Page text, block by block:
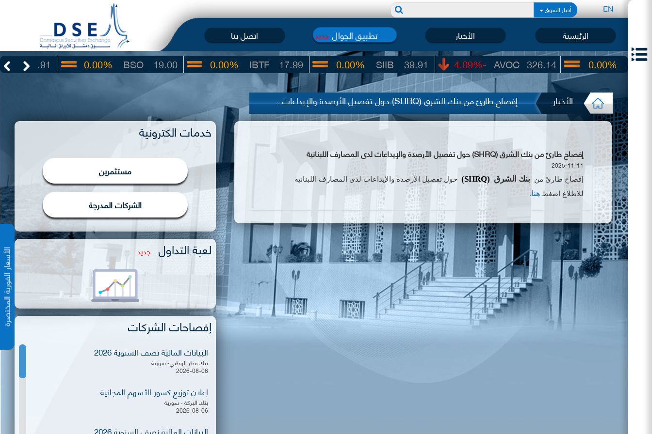
EN أخبار السوق
الرئيسية الأخبار تطبيق الجوال جديد اتصل بنا
19.00
BSO
0.00% 17.99
IBTF
0.00% 39.91
SIIB
0.00% 326.14
AVOC
-4.09% 22.65
UIC
0.00%
الأخبار إفصاح طارئ من بنك الشرق (SHRQ) حول تفصيل الأرصدة والإيداعات...
الأسعار
إفصاح طارئ من بنك الشرق (SHRQ) حول تفصيل الأرصدة والإيداعات لدى المصارف اللبنانية
2025-11-11
إفصاح طارئ من بنك الشرق (
SHRQ
) حول تفصيل الأرصدة والإيداعات لدى المصارف اللبنانية
للاطلاع اضغط هنا.
خدمات الكترونية
مستثمرين
الشركات المدرجة
لعبة التداول جديد
إفصاحات الشركات
البيانات المالية نصف السنوية 2026
بنك قطر الوطني- سورية
2026-08-06
إعلان توزيع كسور الأسهم المجانية
بنك البركة - سورية
2026-08-06